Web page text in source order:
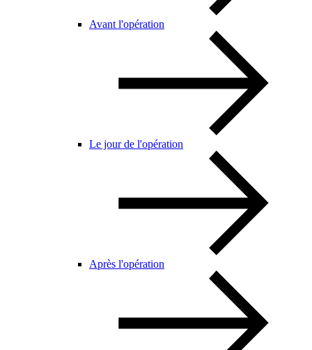
Avant l'opération
Le jour de l'opération
Après l'opération